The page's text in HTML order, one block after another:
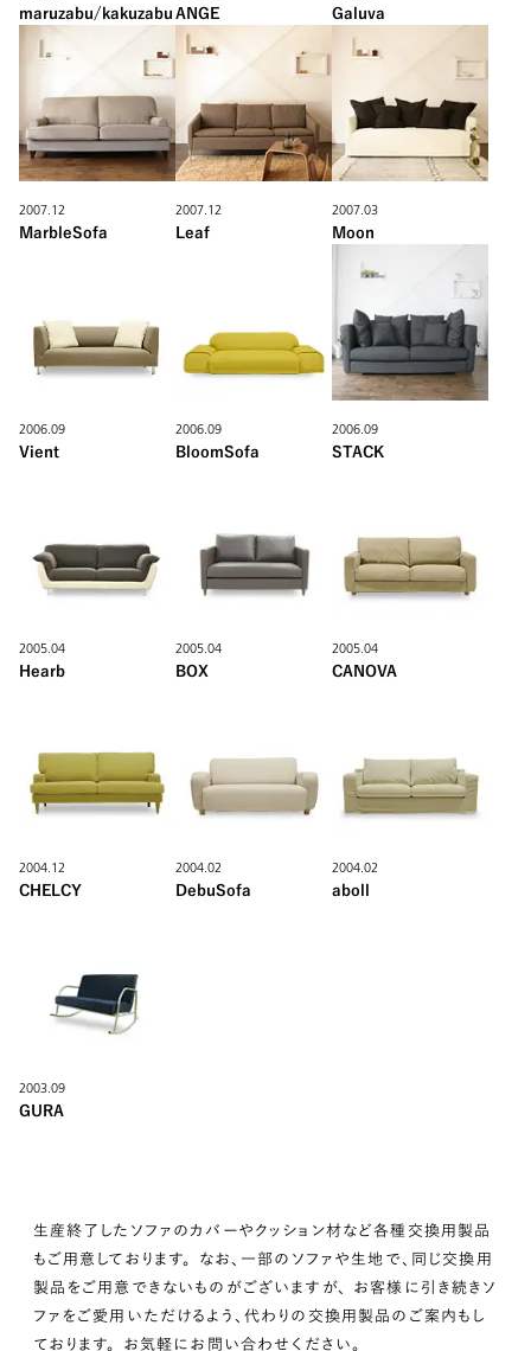
maruzabu/kakuzabu ANGE Galuva
2007.12
MarbleSofa
2007.12
Leaf
2007.03
Moon
2006.09
Vient
2006.09
BloomSofa
2006.09
STACK
2005.04
Hearb
2005.04
BOX
2005.04
CANOVA
2004.12
CHELCY
2004.02
DebuSofa
2004.02
aboll
2003.09
GURA
生産終了したソファのカバーやクッション材など各種交換用製品
もご用意しております。 なお、一部のソファや生地で、同じ交換用
製品をご用意できないものがございますが、 お客様に引き続きソ
ファをご愛用いただけるよう、代わりの交換用製品のご案内もし
ております。 お気軽にお問い合わせください。